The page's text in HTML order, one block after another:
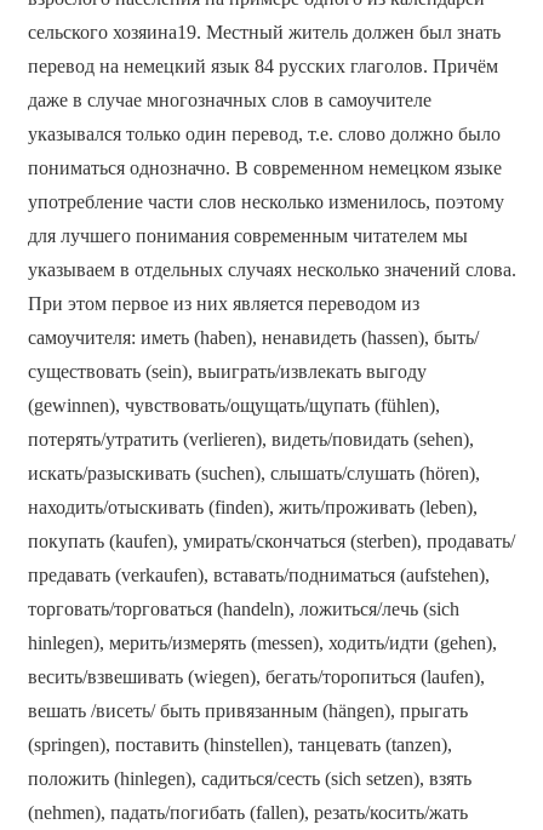
сельского хозяина19. Местный житель должен был знать
перевод на немецкий язык 84 русских глаголов. Причём
даже в случае многозначных слов в самоучителе
указывался только один перевод, т.е. слово должно было
пониматься однозначно. В современном немецком языке
употребление части слов несколько изменилось, поэтому
для лучшего понимания современным читателем мы
указываем в отдельных случаях несколько значений слова.
При этом первое из них является переводом из
самоучителя: иметь (haben), ненавидеть (hassen), быть/
существовать (sein), выиграть/извлекать выгоду
(gewinnen), чувствовать/ощущать/щупать (fühlen),
потерять/утратить (verlieren), видеть/повидать (sehen),
искать/разыскивать (suchen), слышать/слушать (hören),
находить/отыскивать (finden), жить/проживать (leben),
покупать (kaufen), умирать/скончаться (sterben), продавать/
предавать (verkaufen), вставать/подниматься (aufstehen),
торговать/торговаться (handeln), ложиться/лечь (sich
hinlegen), мерить/измерять (messen), ходить/идти (gehen),
весить/взвешивать (wiegen), бегать/торопиться (laufen),
вешать /висеть/ быть привязанным (hängen), прыгать
(springen), поставить (hinstellen), танцевать (tanzen),
положить (hinlegen), садиться/сесть (sich setzen), взять
(nehmen), падать/погибать (fallen), резать/косить/жать